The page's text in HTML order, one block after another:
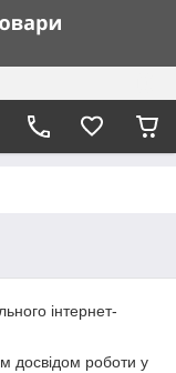
інтернет-
досвідом роботи у